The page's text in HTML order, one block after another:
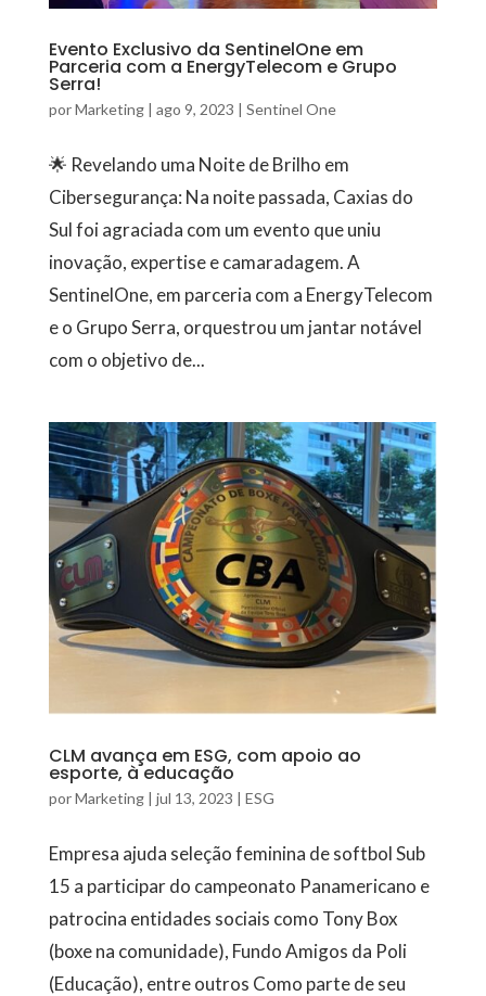
Evento Exclusivo da SentinelOne em
Parceria com a EnergyTelecom e Grupo
Serra!
porMarketing| ago 9, 2023 | Sentinel One
🌟 Revelando uma Noite de Brilho em
Cibersegurança: Na noite passada, Caxias do
Sul foi agraciada com um evento que uniu
inovação, expertise e camaradagem. A
SentinelOne, em parceria com a EnergyTelecom
e o Grupo Serra, orquestrou um jantar notável
com o objetivo de...
CLM avança em ESG, com apoio ao
esporte, à educação
porMarketing| jul 13, 2023 | ESG
Empresa ajuda seleção feminina de softbol Sub
15 a participar do campeonato Panamericano e
patrocina entidades sociais como Tony Box
(boxe na comunidade), Fundo Amigos da Poli
(Educação), entre outros Como parte de seu